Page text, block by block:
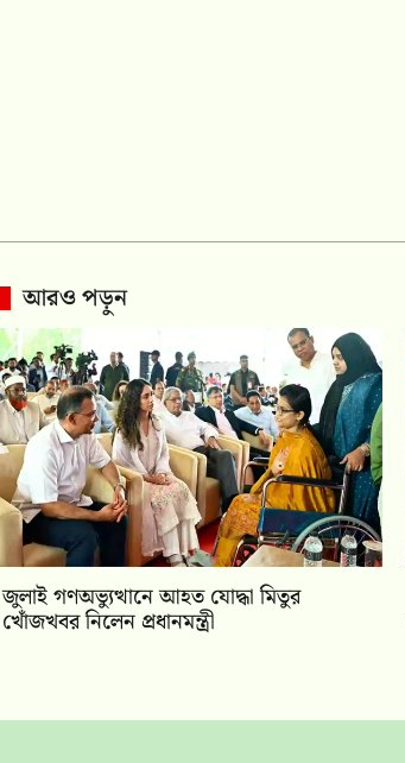
আরও পড়ুন
জুলাই গণঅভ্যুত্থানে আহত যোদ্ধা মিতুর
খোঁজখবর নিলেন প্রধানমন্ত্রী